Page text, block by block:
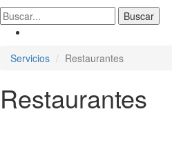
Servicios Restaurantes
Restaurantes